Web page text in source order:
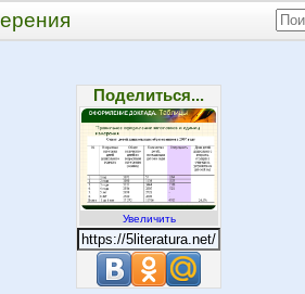
Поделиться...
Увеличить